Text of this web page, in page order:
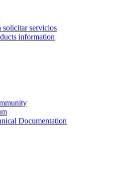
solicitar servicios
information
Documentation